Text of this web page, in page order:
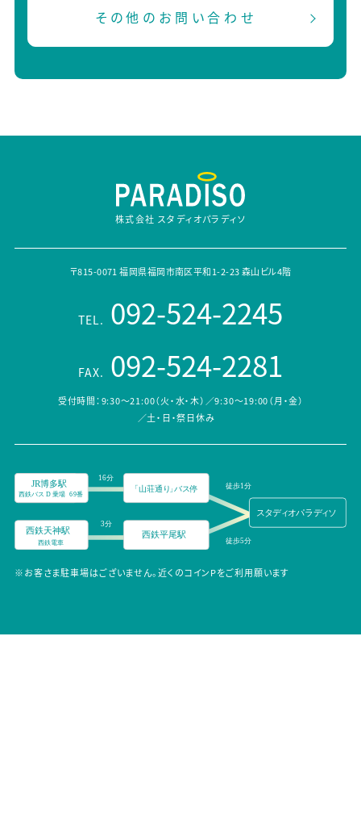
その他のお問い合わせ
株式会社 スタディオパラディソ
〒815-0071 福岡県福岡市南区平和1-2-23 森山ビル4階
TEL. 092-524-2245
FAX. 092-524-2281
受付時間：9:30～21:00（火・水・木）／9:30～19:00（月・金）
／土・日・祭日休み
※お客さま駐車場はございません。近くのコインPをご利用願います